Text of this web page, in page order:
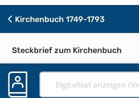
Kirchenbuch 1749-1793
Steckbrief zum Kirchenbuch
Digitalisat anzeigen